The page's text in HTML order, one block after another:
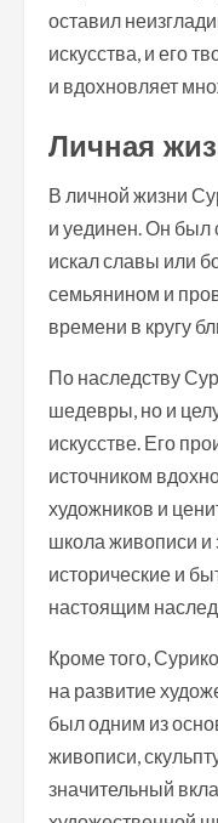
оставил
искусства, и его
и вдохновляет
Личная
В личной жизни
и уединен. Он был
искал славы или
семьянином и
времени в кругу
По наследству
шедевры, но и
искусстве. Его
источником
художников и
школа живописи и
исторические и
настоящим
Кроме того,
на развитие
был одним из
живописи,
значительный